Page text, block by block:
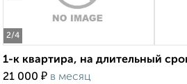
2/4
1-к квартира, на длительный
21 000 ₽ в месяц